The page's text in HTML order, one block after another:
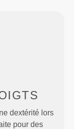
dextérité lors
pour des